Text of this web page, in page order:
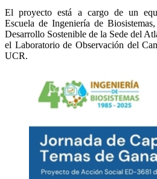
El proyecto está a cargo de un
Escuela de Ingeniería de
Desarrollo Sostenible de la Sede del
el Laboratorio de Observación del
UCR.